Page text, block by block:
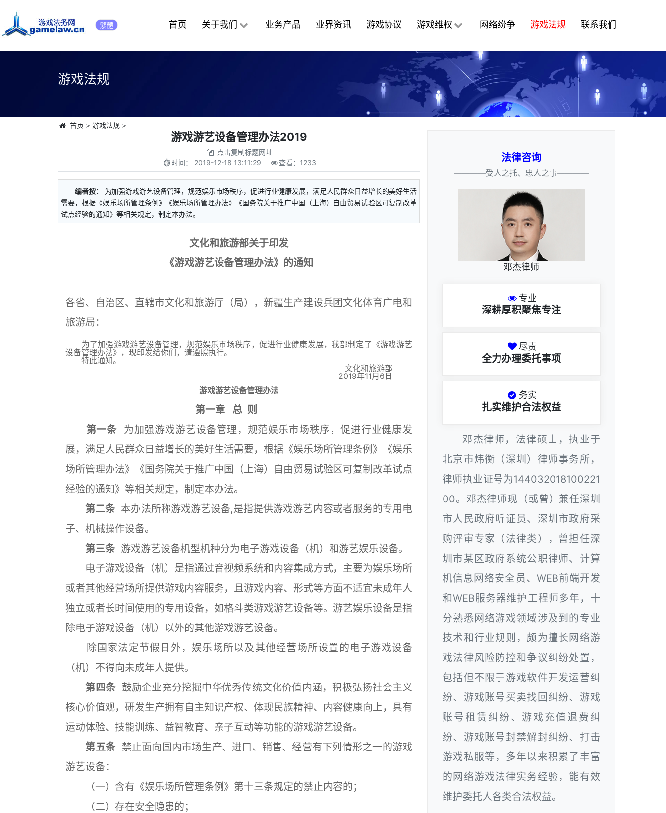
繁體 首页 关于我们 业务产品 业界资讯 游戏协议 游戏维权 网络纷争 游戏法规 联系我们
游戏法规
首页 > 游戏法规 >
游戏游艺设备管理办法2019
点击复制标题网址
时间： 2019-12-18 13:11:29 查看： 1233
编者按：
为加强游戏游艺设备管理，规范娱乐市场秩序，促进行业健康发展，满足人民群众日益增长的美好生活
需要，根据《娱乐场所管理条例》《娱乐场所管理办法》《国务院关于推广中国（上海）自由贸易试验区可复制改革
试点经验的通知》等相关规定，制定本办法。
文化和旅游部关于印发
《游戏游艺设备管理办法》的通知
各省、自治区、直辖市文化和旅游厅（局），新疆生产建设兵团文化体育广电和
旅游局：
为了加强游戏游艺设备管理，规范娱乐市场秩序，促进行业健康发展，我部制定了《游戏游艺
设备管理办法》，现印发给你们，请遵照执行。
特此通知。
文化和旅游部
2019年11月6日
游戏游艺设备管理办法
第一章 总 则
第一条 为加强游戏游艺设备管理，规范娱乐市场秩序，促进行业健康发
展，满足人民群众日益增长的美好生活需要，根据《娱乐场所管理条例》《娱乐
场所管理办法》《国务院关于推广中国（上海）自由贸易试验区可复制改革试点
经验的通知》等相关规定，制定本办法。
第二条 本办法所称游戏游艺设备,是指提供游戏游艺内容或者服务的专用电
子、机械操作设备。
第三条 游戏游艺设备机型机种分为电子游戏设备（机）和游艺娱乐设备。
电子游戏设备（机）是指通过音视频系统和内容集成方式，主要为娱乐场所
或者其他经营场所提供游戏内容服务，且游戏内容、形式等方面不适宜未成年人
独立或者长时间使用的专用设备，如格斗类游戏游艺设备等。游艺娱乐设备是指
除电子游戏设备（机）以外的其他游戏游艺设备。
除国家法定节假日外，娱乐场所以及其他经营场所设置的电子游戏设备
（机）不得向未成年人提供。
第四条 鼓励企业充分挖掘中华优秀传统文化价值内涵，积极弘扬社会主义
核心价值观，研发生产拥有自主知识产权、体现民族精神、内容健康向上，具有
运动体验、技能训练、益智教育、亲子互动等功能的游戏游艺设备。
第五条 禁止面向国内市场生产、进口、销售、经营有下列情形之一的游戏
游艺设备：
（一）含有《娱乐场所管理条例》第十三条规定的禁止内容的；
（二）存在安全隐患的；
法律咨询
————受人之托、忠人之事————
邓杰律师
专业
深耕厚积聚焦专注
尽责
全力办理委托事项
务实
扎实维护合法权益
邓杰律师，法律硕士，执业于
北京市炜衡（深圳）律师事务所，
律师执业证号为144032018100221
00。邓杰律师现（或曾）兼任深圳
市人民政府听证员、深圳市政府采
购评审专家（法律类），曾担任深
圳市某区政府系统公职律师、计算
机信息网络安全员、WEB前端开发
和WEB服务器维护工程师多年，十
分熟悉网络游戏领域涉及到的专业
技术和行业规则，颇为擅长网络游
戏法律风险防控和争议纠纷处置，
包括但不限于游戏软件开发运营纠
纷、游戏账号买卖找回纠纷、游戏
账号租赁纠纷、游戏充值退费纠
纷、游戏账号封禁解封纠纷、打击
游戏私服等，多年以来积累了丰富
的网络游戏法律实务经验，能有效
维护委托人各类合法权益。